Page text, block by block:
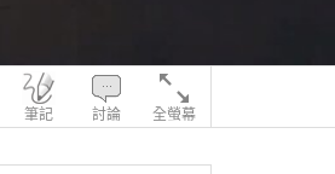
筆記 討論 全螢幕